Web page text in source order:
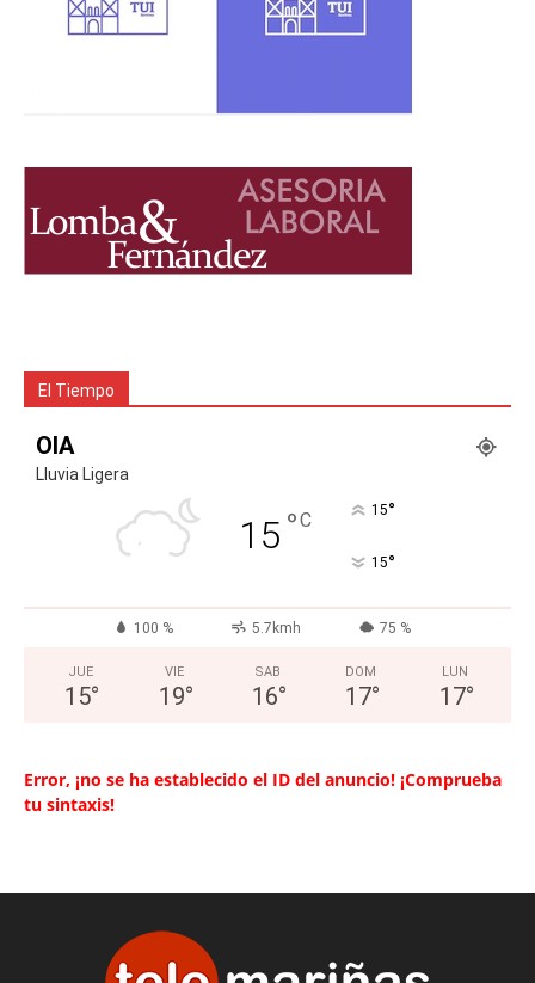
El Tiempo
OIA
Lluvia Ligera
15 °C 15°
15°
100 % 5.7kmh 75 %
JUE
15°
VIE
19°
SAB
16°
DOM
17°
LUN
17°
Error, ¡no se ha establecido el ID del anuncio! ¡Comprueba
tu sintaxis!